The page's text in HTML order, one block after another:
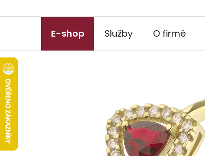
E-shop Služby O firmě